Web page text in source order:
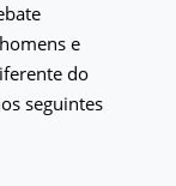
e
do
seguintes